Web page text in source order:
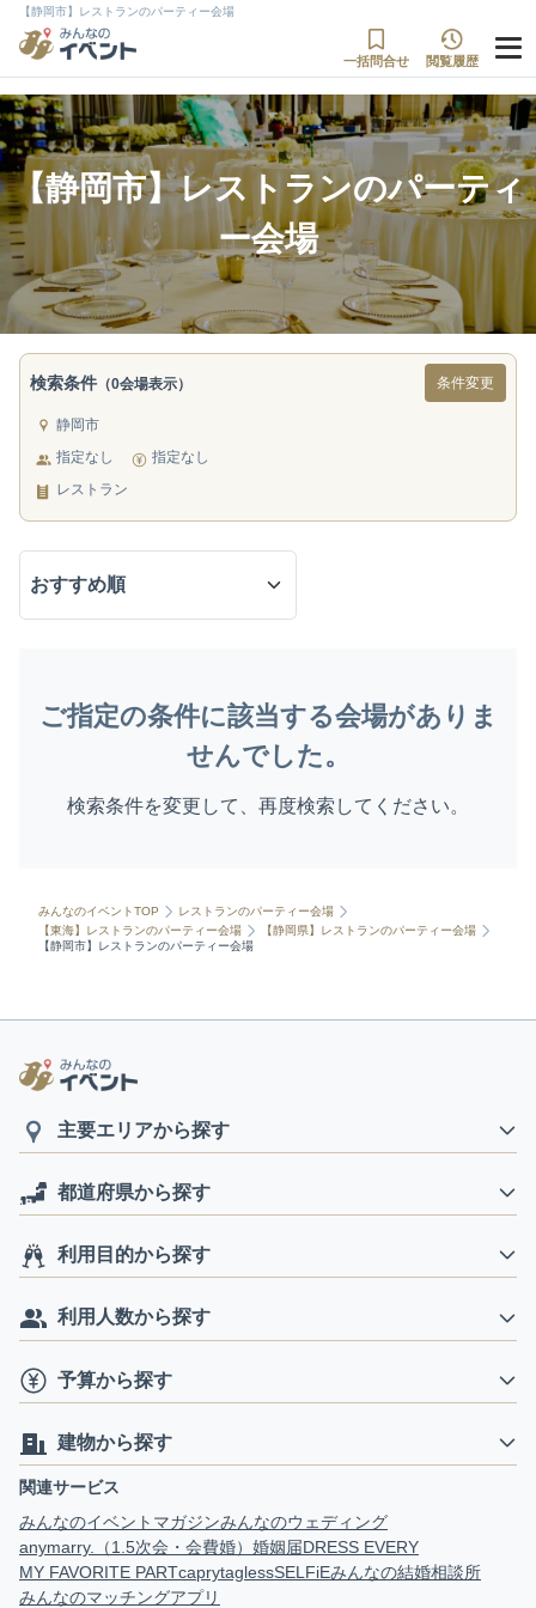
【静岡市】レストランのパーティー会場
一括問合せ 閲覧履歴
【静岡市】レストランのパーティ
ー会場
検索条件 （0会場表示） 条件変更
静岡市
指定なし
指定なし
レストラン
ご指定の条件に該当する会場がありま
せんでした。
検索条件を変更して、再度検索してください。
みんなのイベントTOP
レストランのパーティー会場
【東海】レストランのパーティー会場
【静岡県】レストランのパーティー会場
【静岡市】レストランのパーティー会場
主要エリアから探す
都道府県から探す
利用目的から探す
利用人数から探す
予算から探す
建物から探す
関連サービス
みんなのイベントマガジンみんなのウェディング
anymarry.（1.5次会・会費婚） 婚姻届DRESS EVERY
MY FAVORITE PARTcaprytaglessSELFiEみんなの結婚相談所
みんなのマッチングアプリ